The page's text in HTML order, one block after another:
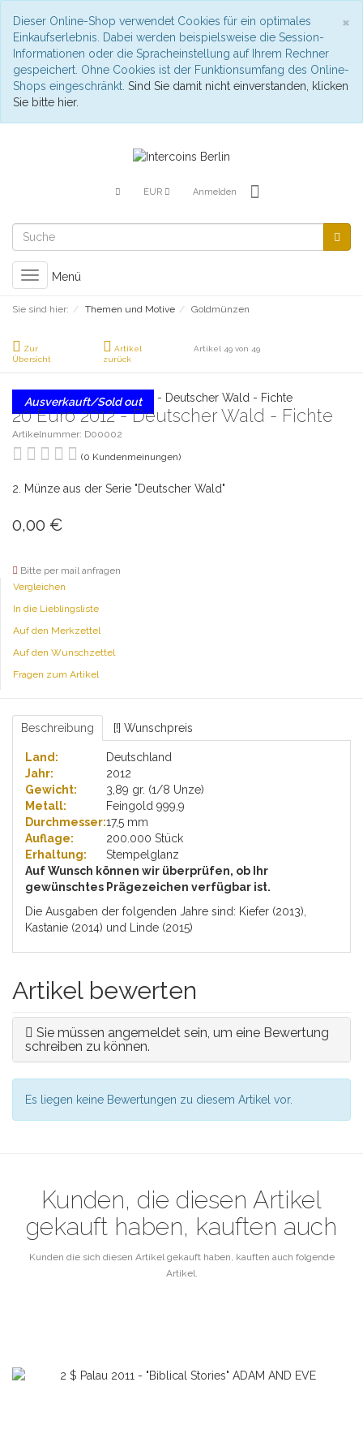
×
Dieser Online-Shop verwendet Cookies für ein optimales
Einkaufserlebnis. Dabei werden beispielsweise die Session-
Informationen oder die Spracheinstellung auf Ihrem Rechner
gespeichert. Ohne Cookies ist der Funktionsumfang des Online-
Shops eingeschränkt. Sind Sie damit nicht einverstanden, klicken
Sie bitte hier.
EUR Anmelden
Toggle
navigation
Menü
Sie sind hier: Themen und Motive Goldmünzen
Zur
Übersicht
Artikel
zurück
Artikel 49 von 49
Ausverkauft/Sold out
20 Euro 2012 - Deutscher Wald - Fichte
Artikelnummer: D00002
(0 Kundenmeinungen)
2. Münze aus der Serie "Deutscher Wald"
0,00 €
Bitte per mail anfragen
Vergleichen
In die Lieblingsliste
Auf den Merkzettel
Auf den Wunschzettel
Fragen zum Artikel
Beschreibung [!] Wunschpreis
Land:
Deutschland
Jahr:
2012
Gewicht:
3,89 gr. (1/8 Unze)
Metall:
Feingold 999,9
Durchmesser:17,5 mm
Auflage:
200.000 Stück
Erhaltung:
Stempelglanz
Auf Wunsch können wir überprüfen, ob Ihr
gewünschtes Prägezeichen verfügbar ist.
Die Ausgaben der folgenden Jahre sind: Kiefer (2013),
Kastanie (2014) und Linde (2015)
Artikel bewerten
Sie müssen angemeldet sein, um eine Bewertung
schreiben zu können.
Es liegen keine Bewertungen zu diesem Artikel vor.
Kunden, die diesen Artikel
gekauft haben, kauften auch
Kunden die sich diesen Artikel gekauft haben, kauften auch folgende
Artikel.